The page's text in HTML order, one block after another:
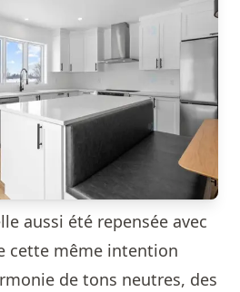
aussi été repensée avec
cette même intention
de tons neutres, des